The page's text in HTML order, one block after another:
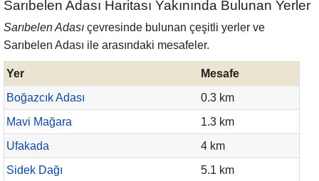
Sarıbelen Adası Haritası Yakınında Bulunan Yerler
Sarıbelen Adası çevresinde bulunan çeşitli yerler ve
Sarıbelen Adası ile arasındaki mesafeler.
Yer
Mesafe
Boğazcık Adası
0.3 km
Mavi Mağara
1.3 km
Ufakada
4 km
Sidek Dağı
5.1 km